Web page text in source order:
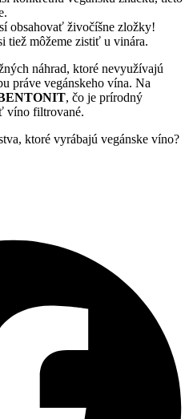
obsahovať živočíšne zložky!
tiež môžeme zistiť u vinára.
náhrad, ktoré nevyužívajú
práve vegánskeho vína. Na
, čo je prírodný
víno filtrované.
ktoré vyrábajú vegánske víno?